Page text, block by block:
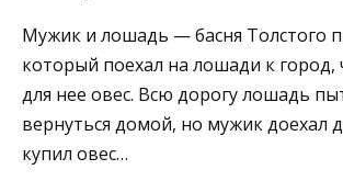
Мужик и лошадь — басня Толстого
который поехал на лошади к город,
для нее овес. Всю дорогу лошадь
вернуться домой, но мужик доехал
купил овес…